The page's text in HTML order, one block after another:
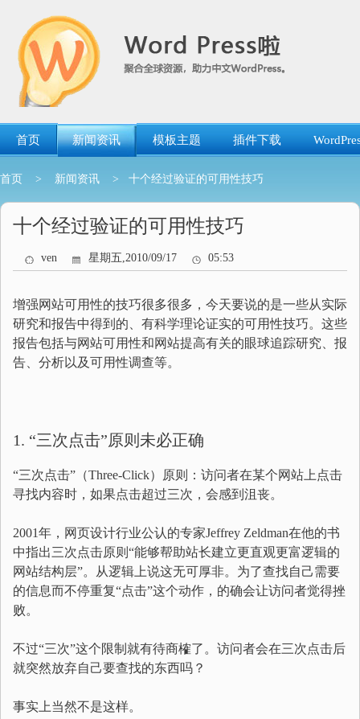
首页 新闻资讯 模板主题 插件下载
首页 > 新闻资讯 > 十个经过验证的可用性技巧
十个经过验证的可用性技巧
ven 星期五,2010/09/17 05:53
增强网站可用性的技巧很多很多，今天要说的是一些从实际
研究和报告中得到的、有科学理论证实的可用性技巧。这些
报告包括与网站可用性和网站提高有关的眼球追踪研究、报
告、分析以及可用性调查等。
1. “三次点击”原则未必正确
“三次点击”（Three-Click）原则：访问者在某个网站上点击
寻找内容时，如果点击超过三次，会感到沮丧。
2001年，网页设计行业公认的专家Jeffrey Zeldman在他的书
中指出三次点击原则“能够帮助站长建立更直观更富逻辑的
网站结构层”。从逻辑上说这无可厚非。为了查找自己需要
的信息而不停重复“点击”这个动作，的确会让访问者觉得挫
败。
不过“三次”这个限制就有待商榷了。访问者会在三次点击后
就突然放弃自己要查找的东西吗？
事实上当然不是这样。